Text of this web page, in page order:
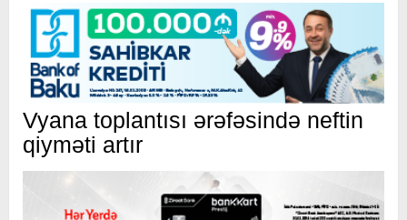
Vyana toplantısı ərəfəsində neftin
qiyməti artır